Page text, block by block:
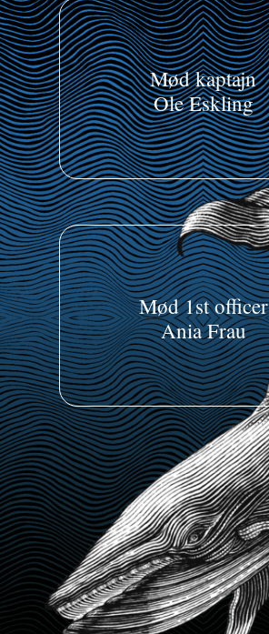
Mød kaptajn
Ole Eskling
Mød 1st officer
Ania Frau